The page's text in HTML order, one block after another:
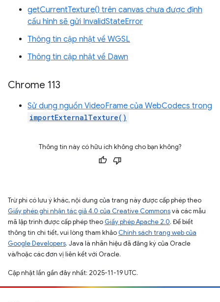
getCurrentTexture() trên canvas chưa được định
cấu hình sẽ gửi InvalidStateError
Thông tin cập nhật về WGSL
Thông tin cập nhật về Dawn
Chrome 113
Sử dụng nguồn VideoFrame của WebCodecs trong
importExternalTexture()
Thông tin này có hữu ích không cho bạn không?
Trừ phi có lưu ý khác, nội dung của trang này được cấp phép theo
Giấy phép ghi nhận tác giả 4.0 của Creative Commonsvà các mẫu
mã lập trình được cấp phép theo Giấy phép Apache 2.0. Để biết
thông tin chi tiết, vui lòng tham khảo Chính sách trang web của
Google Developers. Java là nhãn hiệu đã đăng ký của Oracle
và/hoặc các đơn vị liên kết với Oracle.
Cập nhật lần gần đây nhất: 2025-11-19 UTC.